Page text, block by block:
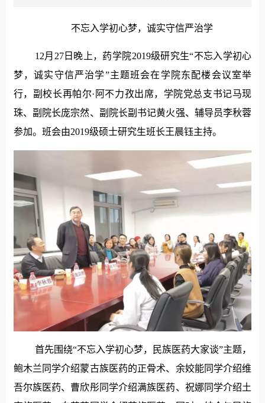
不忘入学初心梦，诚实守信严治学
12月27日晚上，药学院2019级研究生“不忘入学初心
梦，诚实守信严治学”主题班会在学院东配楼会议室举
行，副校长再帕尔·阿不力孜出席，学院党总支书记马现
珠、副院长庞宗然、副院长副书记黄火强、辅导员李秋蓉
参加。班会由2019级硕士研究生班长王晨钰主持。
首先围绕“不忘入学初心梦，民族医药大家谈”主题，
鲍木兰同学介绍蒙古族医药的正骨术、余姣能同学介绍维
吾尔族医药、曹欣彤同学介绍满族医药、祝娜同学介绍土